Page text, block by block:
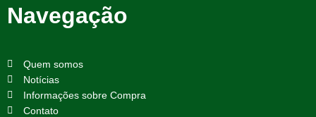
Navegação
Quem somos
Notícias
Informações sobre Compra
Contato